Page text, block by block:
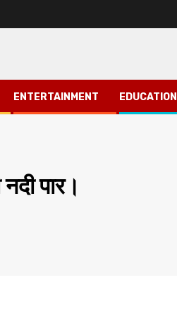
ENTERTAINMENT EDUCATION
पार।